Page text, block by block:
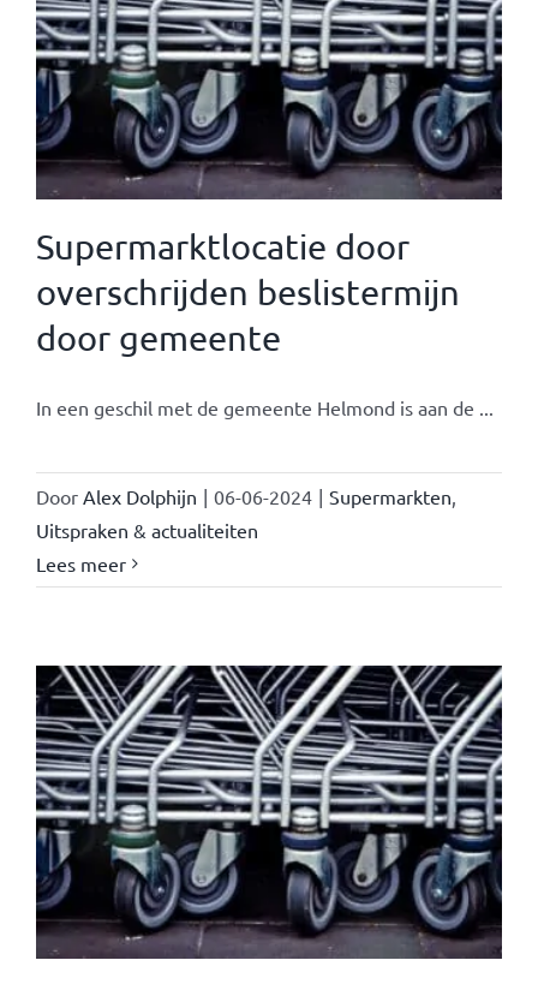
Supermarktlocatie door
overschrijden beslistermijn
door gemeente
In een geschil met de gemeente Helmond is aan de ...
Door Alex Dolphijn | 06-06-2024 | Supermarkten
Uitspraken & actualiteiten
Lees meer